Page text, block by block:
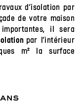
d’isolation par
de votre maison
il sera
par l’intérieur
m² la surface